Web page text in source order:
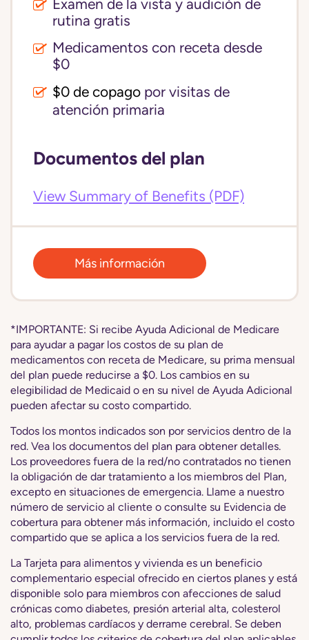
Examen de la vista y audición de
rutina gratis
Medicamentos con receta desde
$0
$0 de copago por visitas de
atención primaria
Documentos del plan
View Summary of Benefits (PDF)
Más información
*IMPORTANTE: Si recibe Ayuda Adicional de Medicare
para ayudar a pagar los costos de su plan de
medicamentos con receta de Medicare, su prima mensual
del plan puede reducirse a $0. Los cambios en su
elegibilidad de Medicaid o en su nivel de Ayuda Adicional
pueden afectar su costo compartido.
Todos los montos indicados son por servicios dentro de la
red. Vea los documentos del plan para obtener detalles.
Los proveedores fuera de la red/no contratados no tienen
la obligación de dar tratamiento a los miembros del Plan,
excepto en situaciones de emergencia. Llame a nuestro
número de servicio al cliente o consulte su Evidencia de
cobertura para obtener más información, incluido el costo
compartido que se aplica a los servicios fuera de la red.
La Tarjeta para alimentos y vivienda es un beneficio
complementario especial ofrecido en ciertos planes y está
disponible solo para miembros con afecciones de salud
crónicas como diabetes, presión arterial alta, colesterol
alto, problemas cardíacos y derrame cerebral. Se deben